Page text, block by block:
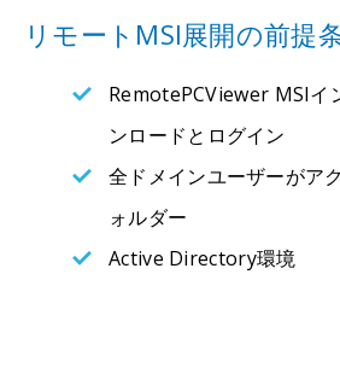
リモートMSI展開の前提
RemotePCViewer MSIイ
ンロードとログイン
全ドメインユーザーがア
ォルダー
Active Directory環境